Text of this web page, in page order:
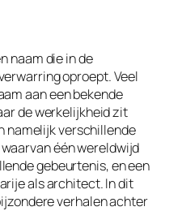
naam die in de
oproept. Veel
aan een bekende
de werkelijkheid zit
namelijk verschillende
één wereldwijd
gebeurtenis, en een
als architect. In dit
verhalen achter